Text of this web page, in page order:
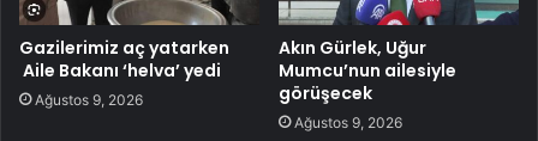
Gazilerimiz aç yatarken
Aile Bakanı ‘helva’ yedi
Ağustos 9, 2026
Akın Gürlek, Uğur
Mumcu’nun ailesiyle
görüşecek
Ağustos 9, 2026